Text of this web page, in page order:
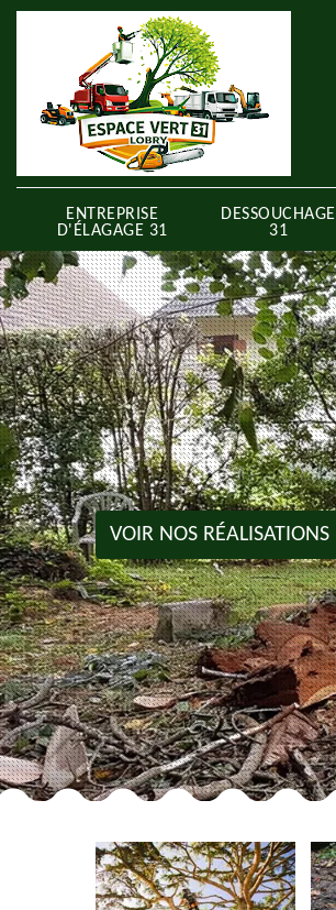
ENTREPRISE
D'ÉLAGAGE 31
DESSOUCHAGE
31
VOIR NOS RÉALISATIONS